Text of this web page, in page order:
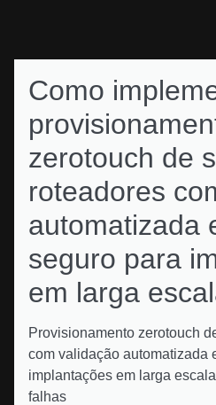
Como
zerotouch de
roteadores
automatizada
seguro para
em larga
Provisionamento zerotouch
com validação automatizada
implantações em larga
falhas